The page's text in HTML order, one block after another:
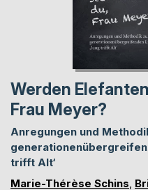
Werden
Frau Meyer?
Anregungen und
trifft Alt‘
Marie-Thérèse Schins